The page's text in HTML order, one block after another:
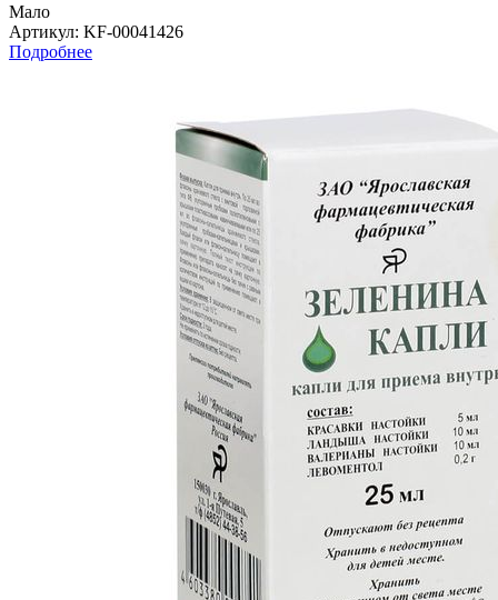
Мало
Артикул: KF-00041426
Подробнее